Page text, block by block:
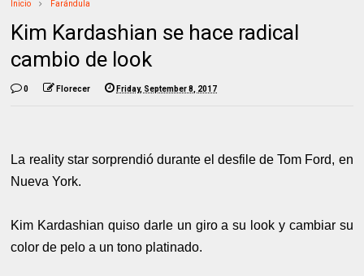
Inicio Farándula
Kim Kardashian se hace radical
cambio de look
0 Florecer Friday, September 8, 2017
La reality star sorprendió durante el desfile de Tom Ford, en
Nueva York.
Kim Kardashian quiso darle un giro a su look y cambiar su
color de pelo a un tono platinado.